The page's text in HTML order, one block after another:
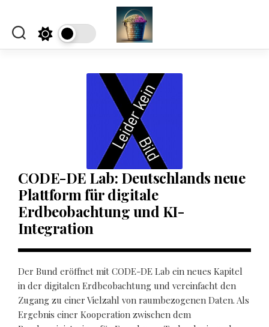
content
CODE-DE Lab: Deutschlands neue
Plattform für digitale
Erdbeobachtung und KI-
Integration
Der Bund eröffnet mit CODE-DE Lab ein neues Kapitel
in der digitalen Erdbeobachtung und vereinfacht den
Zugang zu einer Vielzahl von raumbezogenen Daten. Als
Ergebnis einer Kooperation zwischen dem